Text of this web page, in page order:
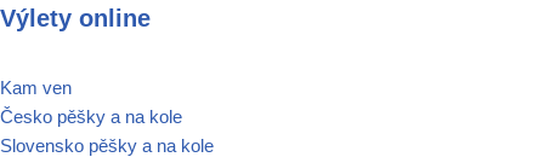
na
obsah
Výlety online
Kam ven
Česko pěšky a na kole
Slovensko pěšky a na kole